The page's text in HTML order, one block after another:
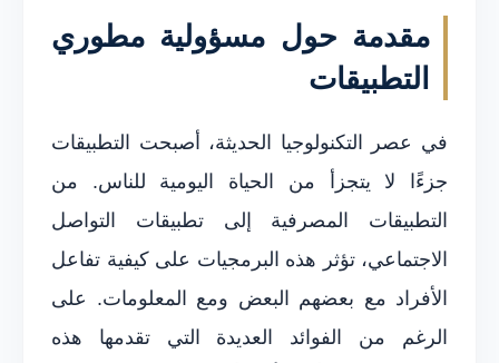
مقدمة حول مسؤولية مطوري
التطبيقات
في عصر التكنولوجيا الحديثة، أصبحت التطبيقات
جزءًا لا يتجزأ من الحياة اليومية للناس. من
التطبيقات المصرفية إلى تطبيقات التواصل
الاجتماعي، تؤثر هذه البرمجيات على كيفية تفاعل
الأفراد مع بعضهم البعض ومع المعلومات. على
الرغم من الفوائد العديدة التي تقدمها هذه